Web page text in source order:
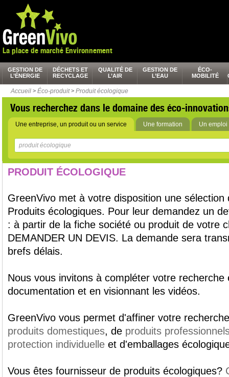
La place de marché Environnement
GESTION DE
L’ÉNERGIE
DÉCHETS ET
RECYCLAGE
QUALITÉ DE
L’AIR
GESTION DE
L’EAU
ÉCO-
MOBILITÉ
Accueil > Éco-produit > Produit écologique
Vous recherchez dans le domaine des éco-
Une entreprise, un produit ou un service Une formation Un emploi
PRODUIT ÉCOLOGIQUE
GreenVivo met à votre disposition une sélection
Produits écologiques. Pour leur demandez un
: à partir de la fiche société ou produit de votre
DEMANDER UN DEVIS. La demande sera
brefs délais.
Nous vous invitons à compléter votre recherche
documentation et en visionnant les vidéos.
GreenVivo vous permet d'affiner votre
produits domestiques, de produits
protection individuelle et d'emballages
Vous êtes fournisseur de produits écologiques?